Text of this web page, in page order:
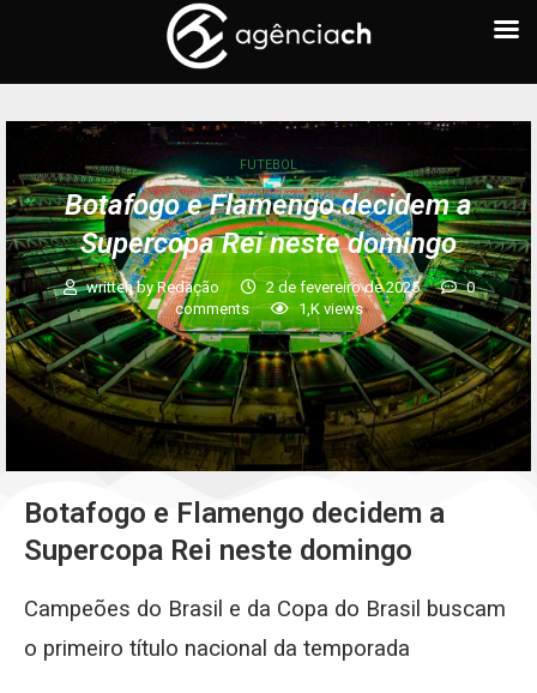
FUTEBOL
Botafogo e Flamengo decidem a
Supercopa Rei neste domingo
written byRedação 2 de fevereiro de 2025
0
comments
1,Kviews
Botafogo e Flamengo decidem a
Supercopa Rei neste domingo
Campeões do Brasil e da Copa do Brasil buscam
o primeiro título nacional da temporada